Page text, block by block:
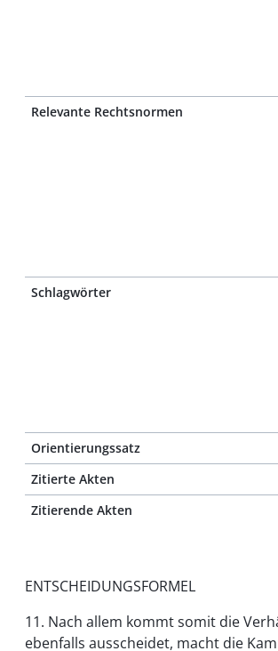
Relevante Rechtsnormen
Schlagwörter
Orientierungssatz
Zitierte Akten
Zitierende Akten
ENTSCHEIDUNGSFORMEL
11. Nach allem kommt somit die
ebenfalls ausscheidet, macht die